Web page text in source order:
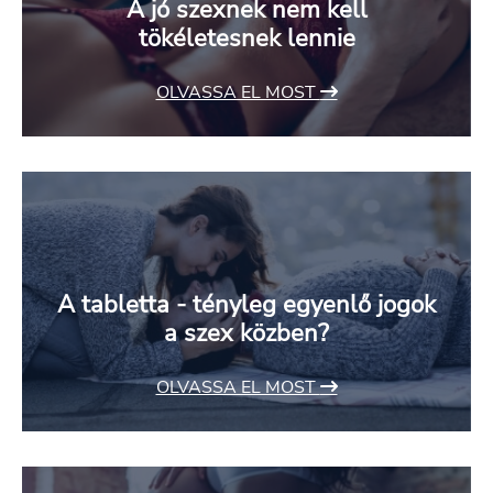
A jó szexnek nem kell
tökéletesnek lennie
OLVASSA EL MOST
A tabletta - tényleg egyenlő jogok
a szex közben?
OLVASSA EL MOST